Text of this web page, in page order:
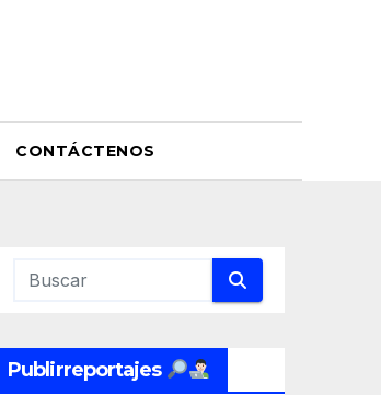
CONTÁCTENOS
Publirreportajes